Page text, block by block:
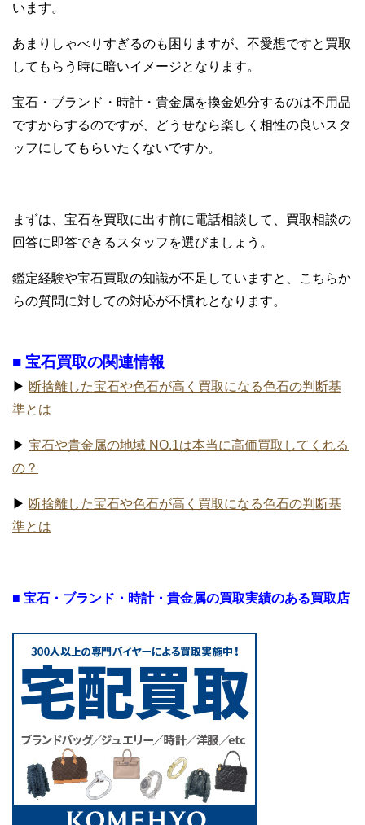
います。
あまりしゃべりすぎるのも困りますが、不愛想ですと買取
してもらう時に暗いイメージとなります。
宝石・ブランド・時計・貴金属を換金処分するのは不用品
ですからするのですが、どうせなら楽しく相性の良いスタ
ッフにしてもらいたくないですか。
まずは、宝石を買取に出す前に電話相談して、買取相談の
回答に即答できるスタッフを選びましょう。
鑑定経験や宝石買取の知識が不足していますと、こちらか
らの質問に対しての対応が不慣れとなります。
■ 宝石買取の関連情報
▶ 断捨離した宝石や色石が高く買取になる色石の判断基
準とは
▶ 宝石や貴金属の地域 NO.1は本当に高価買取してくれる
の？
▶ 断捨離した宝石や色石が高く買取になる色石の判断基
準とは
■ 宝石・ブランド・時計・貴金属の買取実績のある買取店